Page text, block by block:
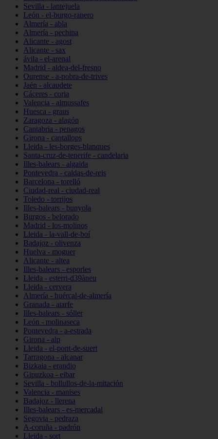
Sevilla - lantejuela
León - el-burgo-ranero
Almería - abla
Almería - pechina
Alicante - agost
Alicante - sax
ávila - el-arenal
Madrid - aldea-del-fresno
Ourense - a-pobra-de-trives
Jaén - alcaudete
Cáceres - coria
Valencia - almussafes
Huesca - graus
Zaragoza - alagón
Cantabria - penagos
Girona - cantallops
Lleida - les-borges-blanques
Santa-cruz-de-tenerife - candelaria
Illes-balears - algaida
Pontevedra - caldas-de-reis
Barcelona - torelló
Ciudad-real - ciudad-real
Toledo - torrijos
Illes-balears - bunyola
Burgos - belorado
Madrid - los-molinos
Lleida - la-vall-de-boí
Badajoz - olivenza
Huelva - moguer
Alicante - altea
Illes-balears - esporles
Lleida - esterri-d39àneu
Lleida - cervera
Almería - huércal-de-almería
Granada - atarfe
Illes-balears - sóller
León - molinaseca
Pontevedra - a-estrada
Girona - alp
Lleida - el-pont-de-suert
Tarragona - alcanar
Bizkaia - erandio
Gipuzkoa - eibar
Sevilla - bollullos-de-la-mitación
Valencia - manises
Badajoz - llerena
Illes-balears - es-mercadal
Segovia - pedraza
A-coruña - padrón
Lleida - sort